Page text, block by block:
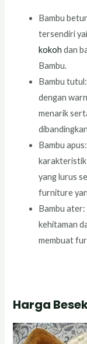
Bambu
tersendiri
kokoh dan
Bambu.
Bambu
dengan
menarik
Bambu
yang lurus
furniture
Bambu ater:
kehitaman
membuat
Harga